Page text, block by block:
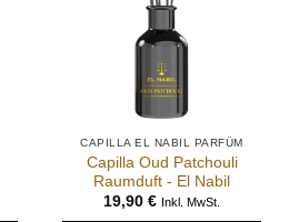
CAPILLA EL NABIL PARFÜM
Capilla Oud Patchouli
Raumduft - El Nabil
19,90 € Inkl. MwSt.